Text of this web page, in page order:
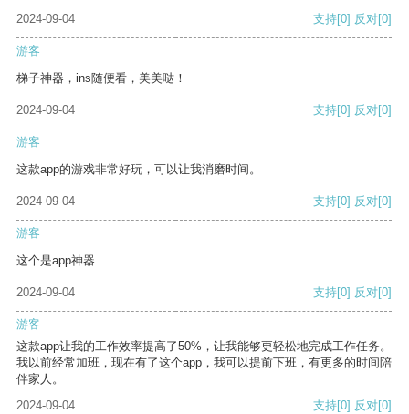
2024-09-04 支持[0] 反对[0]
游客
梯子神器，ins随便看，美美哒！
2024-09-04 支持[0] 反对[0]
游客
这款app的游戏非常好玩，可以让我消磨时间。
2024-09-04 支持[0] 反对[0]
游客
这个是app神器
2024-09-04 支持[0] 反对[0]
游客
这款app让我的工作效率提高了50%，让我能够更轻松地完成工作任务。
我以前经常加班，现在有了这个app，我可以提前下班，有更多的时间陪
伴家人。
2024-09-04
支持[0] 反对[0]